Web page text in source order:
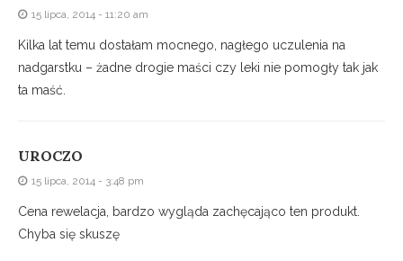
15 lipca, 2014 - 11:20 am
Kilka lat temu dostałam mocnego, nagłego uczulenia na
nadgarstku – żadne drogie maści czy leki nie pomogły tak jak
ta maść.
UROCZO
15 lipca, 2014 - 3:48 pm
Cena rewelacja, bardzo wygląda zachęcająco ten produkt.
Chyba się skuszę